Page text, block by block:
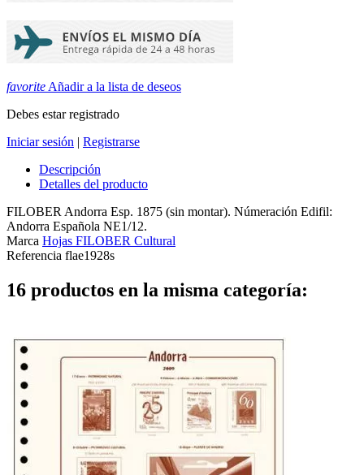
favorite Añadir a la lista de deseos
Debes estar registrado
Iniciar sesión | Registrarse
Descripción
Detalles del producto
FILOBER Andorra Esp. 1875 (sin montar). Númeración Edifil:
Andorra Española NE1/12.
Marca Hojas FILOBER Cultural
Referencia flae1928s
16 productos en la misma categoría: